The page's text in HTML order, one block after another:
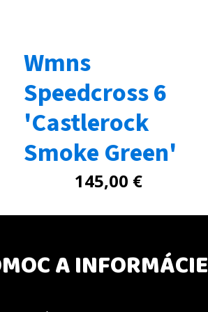
Wmns
Speedcross 6
'Castlerock
Smoke Green'
145,00 €
A INFORMÁCIE